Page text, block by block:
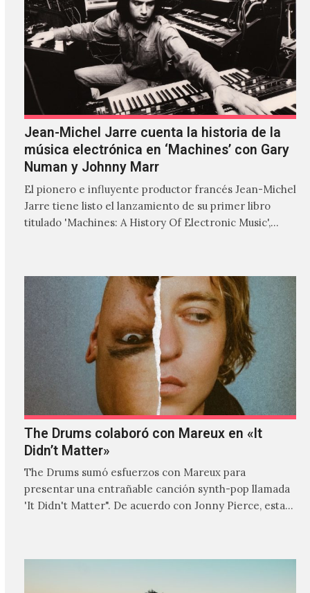
Jean-Michel Jarre cuenta la historia de la
música electrónica en ‘Machines’ con Gary
Numan y Johnny Marr
El pionero e influyente productor francés Jean-Michel
Jarre tiene listo el lanzamiento de su primer libro
titulado 'Machines: A History Of Electronic Music',
The Drums colaboró con Mareux en «It
Didn’t Matter»
The Drums sumó esfuerzos con Mareux para
presentar una entrañable canción synth-pop llamada
'It Didn't Matter". De acuerdo con Jonny Pierce, esta